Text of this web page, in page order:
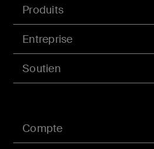
Compte
Produits
Entreprise
Soutien